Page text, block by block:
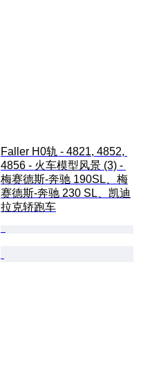
Faller H0轨 - 4821, 4852,
4856 - 火车模型风景 (3) -
梅赛德斯-奔驰 190SL、梅
赛德斯-奔驰 230 SL、凯迪
拉克轿跑车